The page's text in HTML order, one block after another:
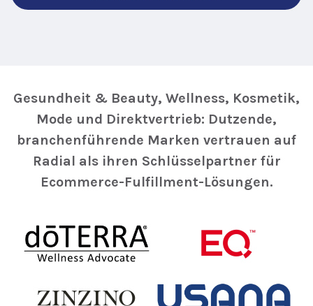
Gesundheit & Beauty, Wellness, Kosmetik,
Mode und Direktvertrieb: Dutzende,
branchenführende Marken vertrauen auf
Radial als ihren Schlüsselpartner für
Ecommerce-Fulfillment-Lösungen.